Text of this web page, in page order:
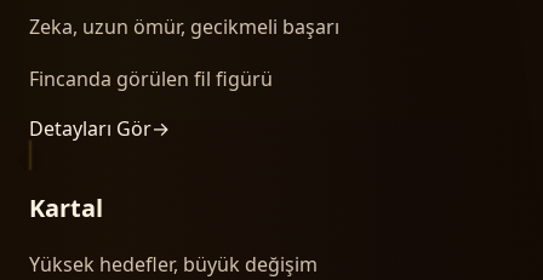
Zeka, uzun ömür, gecikmeli başarı
Fincanda görülen fil figürü
Detayları Gör→
Kartal
Yüksek hedefler, büyük değişim